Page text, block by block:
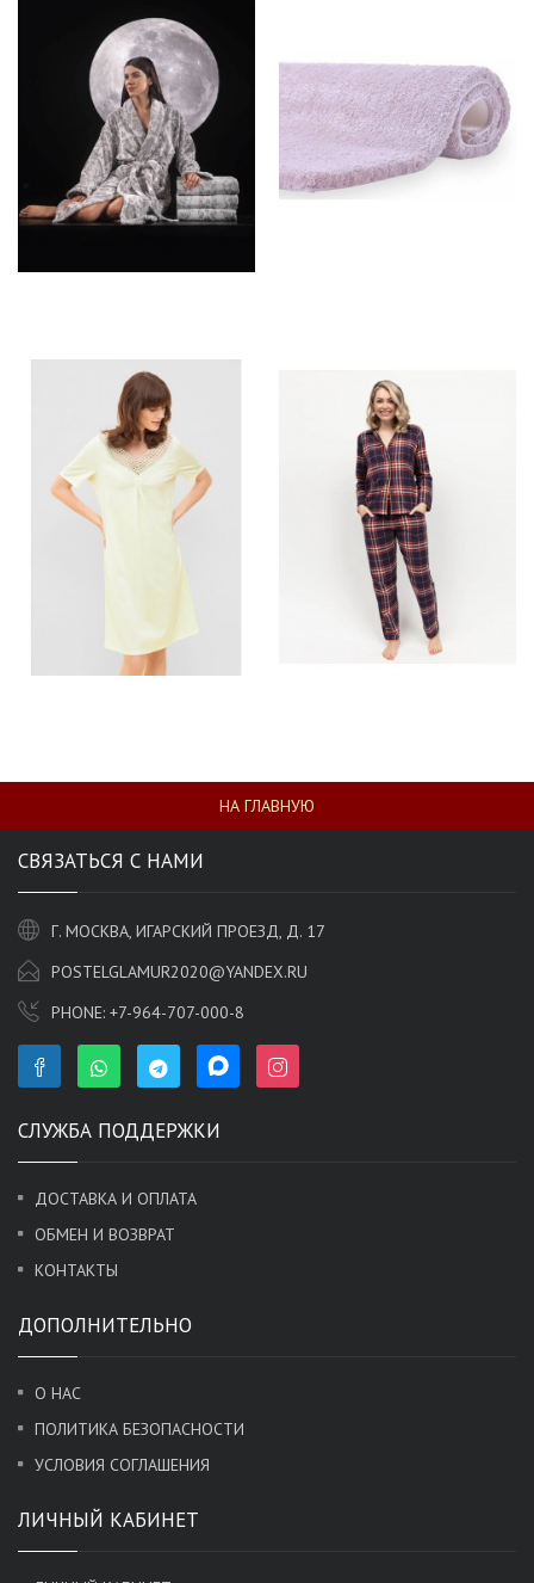
НА ГЛАВНУЮ
СВЯЗАТЬСЯ С НАМИ
Г. МОСКВА, ИГАРСКИЙ ПРОЕЗД, Д. 17
POSTELGLAMUR2020@YANDEX.RU
PHONE: +7-964-707-000-8
СЛУЖБА ПОДДЕРЖКИ
ДОСТАВКА И ОПЛАТА
ОБМЕН И ВОЗВРАТ
КОНТАКТЫ
ДОПОЛНИТЕЛЬНО
О НАС
ПОЛИТИКА БЕЗОПАСНОСТИ
УСЛОВИЯ СОГЛАШЕНИЯ
ЛИЧНЫЙ КАБИНЕТ